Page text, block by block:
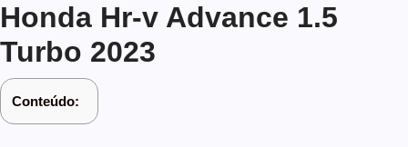
Honda Hr-v Advance 1.5
Turbo 2023
Conteúdo: